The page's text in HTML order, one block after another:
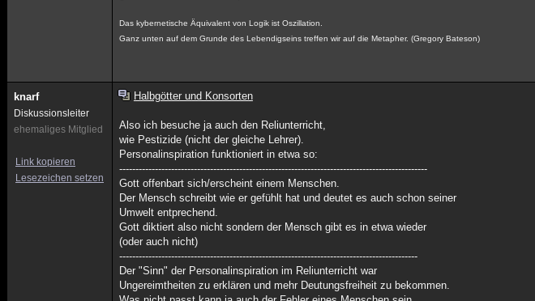
Das kybernetische Äquivalent von Logik ist Oszillation.
Ganz unten auf dem Grunde des Lebendigseins treffen wir auf die Metapher. (Gregory Bateson)
knarf
Diskussionsleiter
ehemaliges Mitglied
Link kopieren
Lesezeichen setzen
Halbgötter und Konsorten
Also ich besuche ja auch den Reliunterricht,
wie Pestizide (nicht der gleiche Lehrer).
Personalinspiration funktioniert in etwa so:
-----------------------------------------------------------------------------------------------
Gott offenbart sich/erscheint einem Menschen.
Der Mensch schreibt wie er gefühlt hat und deutet es auch schon seiner
Umwelt entprechend.
Gott diktiert also nicht sondern der Mensch gibt es in etwa wieder
(oder auch nicht)
--------------------------------------------------------------------------------------------
Der "Sinn" der Personalinspiration im Reliunterricht war
Ungereimtheiten zu erklären und mehr Deutungsfreiheit zu bekommen.